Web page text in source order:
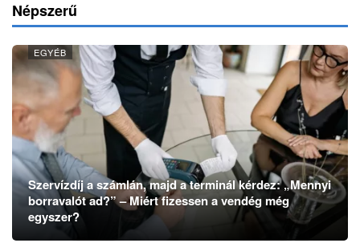
Népszerű
EGYÉB
Szervízdíj a számlán, majd a terminál kérdez: „Mennyi
borravalót ad?” – Miért fizessen a vendég még
egyszer?